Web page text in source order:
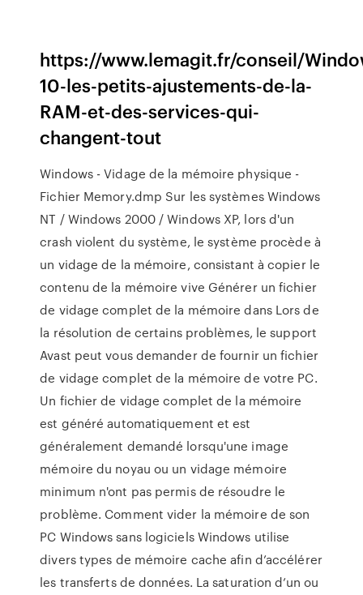
https://www.lemagit.fr/conseil/
10-les-petits-ajustements-de-la-
RAM-et-des-services-qui-
changent-tout
Windows - Vidage de la mémoire physique -
Fichier Memory.dmp Sur les systèmes Windows
NT / Windows 2000 / Windows XP, lors d'un
crash violent du système, le système procède à
un vidage de la mémoire, consistant à copier le
contenu de la mémoire vive Générer un fichier
de vidage complet de la mémoire dans Lors de
la résolution de certains problèmes, le support
Avast peut vous demander de fournir un fichier
de vidage complet de la mémoire de votre PC.
Un fichier de vidage complet de la mémoire
est généré automatiquement et est
généralement demandé lorsqu'une image
mémoire du noyau ou un vidage mémoire
minimum n'ont pas permis de résoudre le
problème. Comment vider la mémoire de son
PC Windows sans logiciels Windows utilise
divers types de mémoire cache afin d’accélérer
les transferts de données. La saturation d’un ou